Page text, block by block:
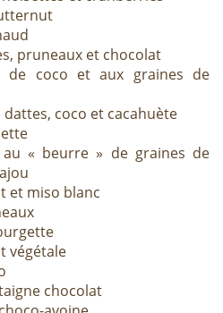
pruneaux et chocolat
de coco et aux graines de
coco et cacahuète
« beurre » de graines de
et miso blanc
végétale
chocolat